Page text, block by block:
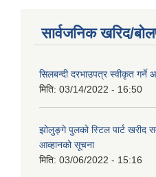
सार्वजनिक खरिद/
सिलबन्दी दरभाउपत्र स्वीकृत
मिति: 03/14/2022 - 16:50
झोलुङ्गे पुलको स्टिल पार्ट खरीद
आव्हानको सूचना
मिति: 03/06/2022 - 15:16